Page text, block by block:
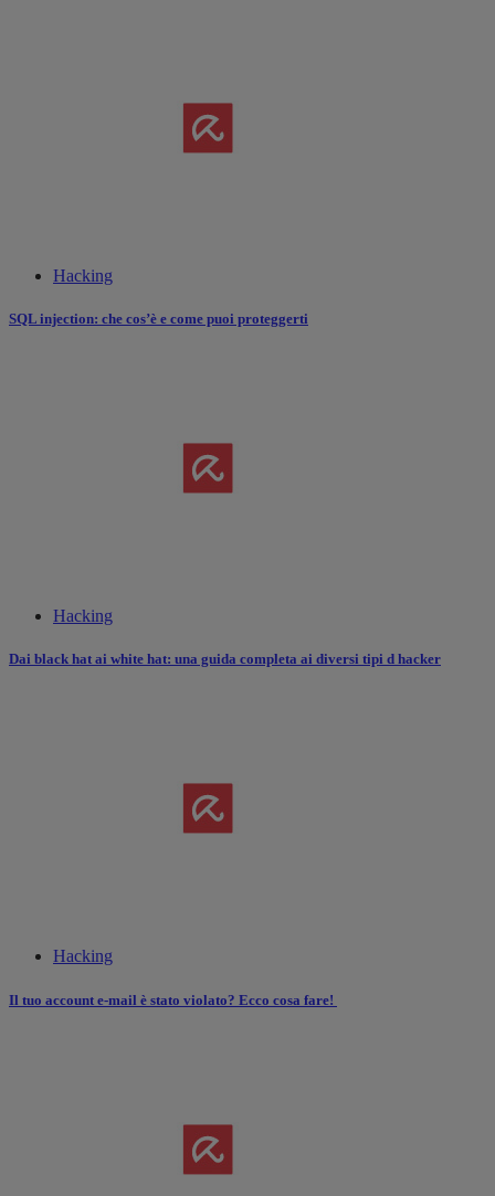
Hacking
SQL injection: che cos’è e come puoi proteggerti
Hacking
Dai black hat ai white hat: una guida completa ai diversi tipi d hacker
Hacking
Il tuo account e-mail è stato violato? Ecco cosa fare!